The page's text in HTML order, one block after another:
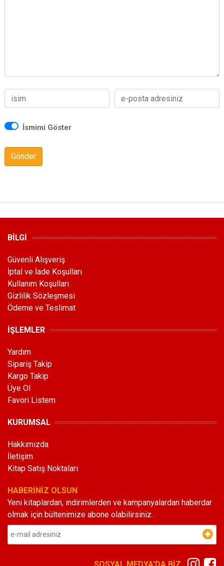
İsmimi Göster
Gönder
BİLGİ
Güvenli Alışveriş
İptal ve İade Koşulları
Kullanım Koşulları
Gizlilik Sözleşmesi
Ödeme ve Teslimat
İŞLEMLER
Yardım
Sipariş Takip
Kargo Takip
Üye Ol
Favori Listem
KURUMSAL
Hakkımızda
İletişim
Kitap Satış Noktaları
HABERİNİZ OLSUN
Yeni kitaplardan, indirimlerden ve kampanyalardan haberdar
olmak için bültenimize abone olabilirsiniz.